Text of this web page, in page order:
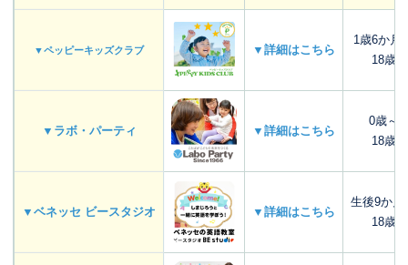
▼ペッピーキッズクラブ ▼詳細はこちら
1歳6か月
18歳
▼ラボ・パーティ ▼詳細はこちら
0歳～
18歳
▼ベネッセ ビースタジオ ▼詳細はこちら
生後9か月
18歳